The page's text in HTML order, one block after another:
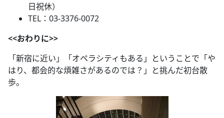
日祝休）
TEL：03-3376-0072
<<おわりに>>
「新宿に近い」「オペラシティもある」ということで「や
はり、都会的な煩雑さがあるのでは？」と挑んだ初台散
歩。